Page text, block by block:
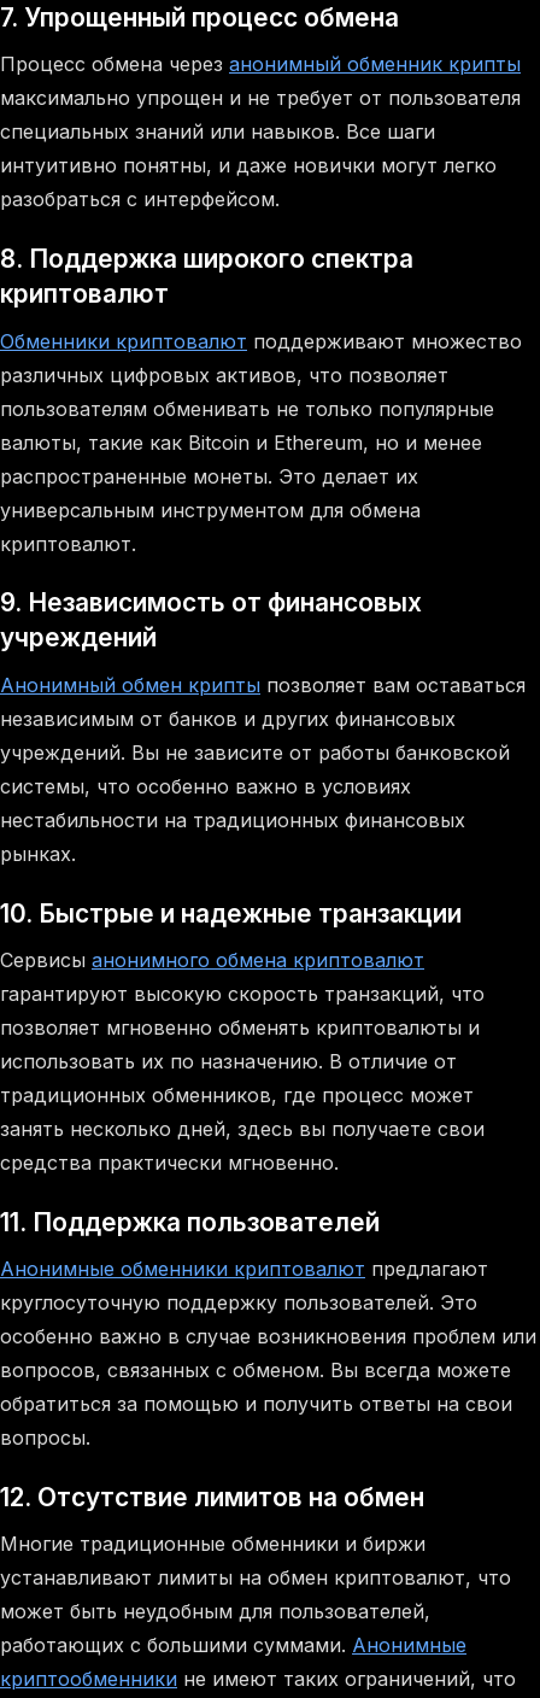
7. Упрощенный процесс обмена
Процесс обмена через анонимный обменник крипты
максимально упрощен и не требует от пользователя
специальных знаний или навыков. Все шаги
интуитивно понятны, и даже новички могут легко
разобраться с интерфейсом.
8. Поддержка широкого спектра
криптовалют
Обменники криптовалют поддерживают множество
различных цифровых активов, что позволяет
пользователям обменивать не только популярные
валюты, такие как Bitcoin и Ethereum, но и менее
распространенные монеты. Это делает их
универсальным инструментом для обмена
криптовалют.
9. Независимость от финансовых
учреждений
Анонимный обмен крипты позволяет вам оставаться
независимым от банков и других финансовых
учреждений. Вы не зависите от работы банковской
системы, что особенно важно в условиях
нестабильности на традиционных финансовых
рынках.
10. Быстрые и надежные транзакции
Сервисы анонимного обмена криптовалют
гарантируют высокую скорость транзакций, что
позволяет мгновенно обменять криптовалюты и
использовать их по назначению. В отличие от
традиционных обменников, где процесс может
занять несколько дней, здесь вы получаете свои
средства практически мгновенно.
11. Поддержка пользователей
Анонимные обменники криптовалют предлагают
круглосуточную поддержку пользователей. Это
особенно важно в случае возникновения проблем или
вопросов, связанных с обменом. Вы всегда можете
обратиться за помощью и получить ответы на свои
вопросы.
12. Отсутствие лимитов на обмен
Многие традиционные обменники и биржи
устанавливают лимиты на обмен криптовалют, что
может быть неудобным для пользователей,
работающих с большими суммами. Анонимные
криптообменники не имеют таких ограничений, что